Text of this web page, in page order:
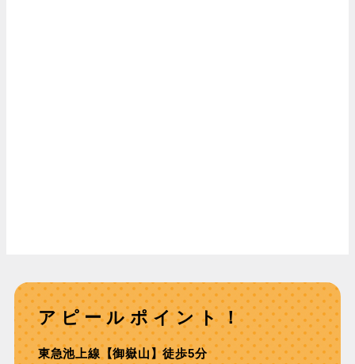
アピールポイント！
東急池上線【御嶽⼭】徒歩5分